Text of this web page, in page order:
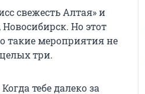
свежесть Алтая» и
Но этот
такие мероприятия не
три.
тебе далеко за